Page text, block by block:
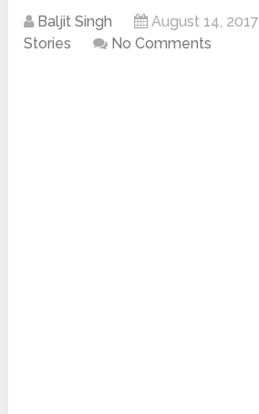
Baljit Singh August 14, 2017
Stories
No Comments